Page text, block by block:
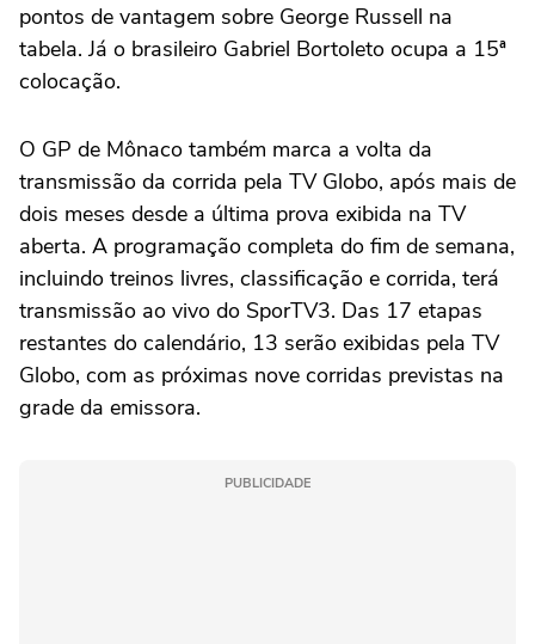
pontos de vantagem sobre George Russell na
tabela. Já o brasileiro Gabriel Bortoleto ocupa a 15ª
colocação.
O GP de Mônaco também marca a volta da
transmissão da corrida pela TV Globo, após mais de
dois meses desde a última prova exibida na TV
aberta. A programação completa do fim de semana,
incluindo treinos livres, classificação e corrida, terá
transmissão ao vivo do SporTV3. Das 17 etapas
restantes do calendário, 13 serão exibidas pela TV
Globo, com as próximas nove corridas previstas na
grade da emissora.
PUBLICIDADE